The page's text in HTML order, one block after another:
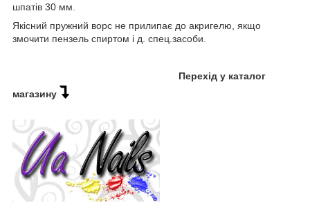
шпатів 30 мм.
Якісний пружний ворс не прилипає до акригелю, якщо
змочити пензель спиртом і д. спец.засоби.
Перехід у каталог
магазину